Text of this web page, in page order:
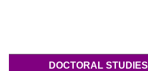
DOCTORAL STUDIES